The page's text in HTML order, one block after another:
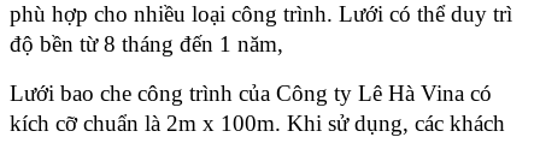
phù hợp cho nhiều loại công trình. Lưới có thể duy trì
độ bền từ 8 tháng đến 1 năm,
Lưới bao che công trình của Công ty Lê Hà Vina có
kích cỡ chuẩn là 2m x 100m. Khi sử dụng, các khách